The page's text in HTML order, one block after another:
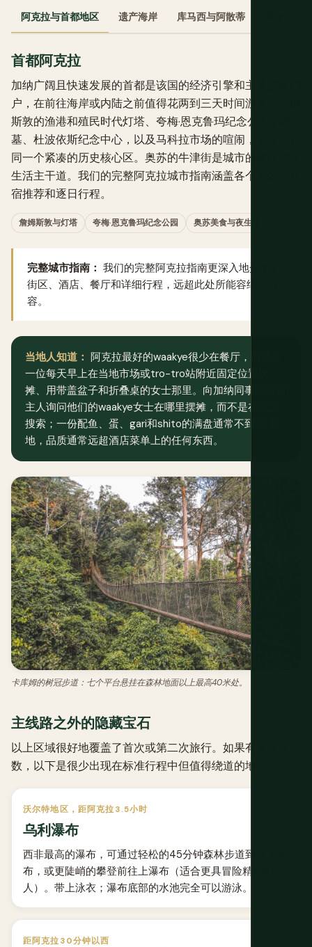
阿克拉与首都地区 遗产海岸 库马西与阿散蒂
首都阿克拉
加纳广阔且快速发展的首都是该国的经济引擎和主要国际门
户，在前往海岸或内陆之前值得花两到三天时间游览。詹姆
斯敦的渔港和殖民时代灯塔、夸梅·恩克鲁玛纪念公园的陵
墓、杜波依斯纪念中心，以及马科拉市场的喧闹，都集中在
同一个紧凑的历史核心区。奥苏的牛津街是城市的餐厅和夜
生活主干道。我们的完整阿克拉城市指南涵盖各个街区、住
宿推荐和逐日行程。
詹姆斯敦与灯塔 夸梅·恩克鲁玛纪念公园 奥苏美食与夜生活
完整城市指南： 我们的完整阿克拉指南更深入地介绍了
街区、酒店、餐厅和详细行程，远超此处所能容纳的内
容。
当地人知道： 阿克拉最好的waakye很少在餐厅，而是在
一位每天早上在当地市场或tro-tro站附近固定位置摆
摊、用带盖盆子和折叠桌的女士那里。向加纳同事或旅馆
主人询问他们的waakye女士在哪里摆摊，而不是在网上
搜索；一份配鱼、蛋、gari和shito的满盘通常不到20塞
地，品质通常远超酒店菜单上的任何东西。
卡库姆的树冠步道：七个平台悬挂在森林地面以上最高40米处。
主线路之外的隐藏宝石
以上区域很好地覆盖了首次或第二次旅行。如果有多余天
数，以下是很少出现在标准行程中但值得绕道的地方。
沃尔特地区，距阿克拉3.5小时
乌利瀑布
西非最高的瀑布，可通过轻松的45分钟森林步道到达下瀑
布，或更陡峭的攀登前往上瀑布（适合更具冒险精神的
人）。带上泳衣；瀑布底部的水池完全可以游泳。
距阿克拉30分钟以西